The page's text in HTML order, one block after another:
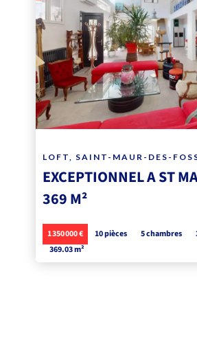
LOFT, SAINT-MAUR-DES-
EXCEPTIONNEL A ST
369 M²
1 350 000 € 10 pièces 5 chambres
369.03 m²